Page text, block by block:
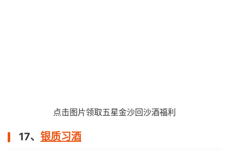
点击图片领取五星金沙回沙酒福利
17、 银质习酒